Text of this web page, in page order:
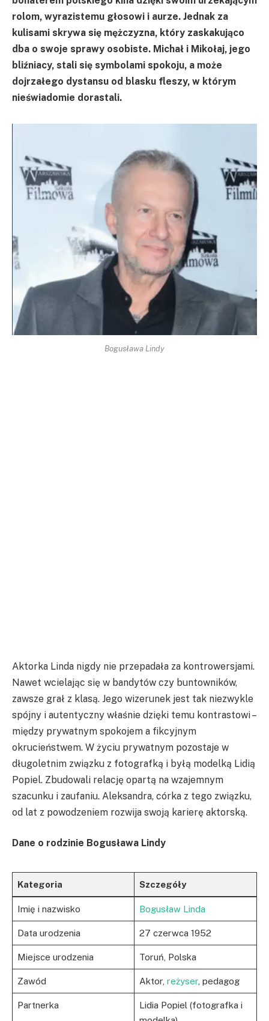
rolom, wyrazistemu głosowi i aurze. Jednak za
kulisami skrywa się mężczyzna, który zaskakująco
dba o swoje sprawy osobiste. Michał i Mikołaj, jego
bliźniacy, stali się symbolami spokoju, a może
dojrzałego dystansu od blasku fleszy, w którym
nieświadomie dorastali.
Bogusława Lindy
Aktorka Linda nigdy nie przepadała za kontrowersjami.
Nawet wcielając się w bandytów czy buntowników,
zawsze grał z klasą. Jego wizerunek jest tak niezwykle
spójny i autentyczny właśnie dzięki temu kontrastowi –
między prywatnym spokojem a fikcyjnym
okrucieństwem. W życiu prywatnym pozostaje w
długoletnim związku z fotografką i byłą modelką Lidią
Popiel. Zbudowali relację opartą na wzajemnym
szacunku i zaufaniu. Aleksandra, córka z tego związku,
od lat z powodzeniem rozwija swoją karierę aktorską.
Dane o rodzinie Bogusława Lindy
Kategoria Szczegóły
Imię i nazwisko Bogusław Linda
Data urodzenia 27 czerwca 1952
Miejsce urodzenia Toruń, Polska
Zawód Aktor, reżyser, pedagog
Partnerka
Lidia Popiel (fotografka i